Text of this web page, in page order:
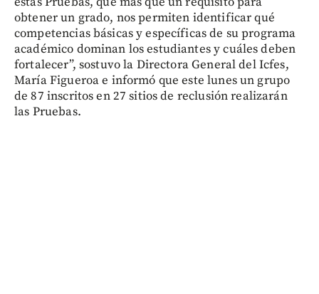
obtener un grado, nos permiten identificar qué
competencias básicas y específicas de su programa
académico dominan los estudiantes y cuáles deben
fortalecer”, sostuvo la Directora General del Icfes,
María Figueroa e informó que este lunes un grupo
de 87 inscritos en 27 sitios de reclusión realizarán
las Pruebas.